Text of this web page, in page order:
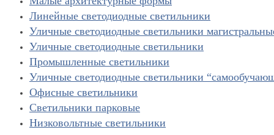
Линейные светодиодные светильники
Уличные светодиодные светильники
Уличные светодиодные светильники
Промышленные светильники
Уличные светодиодные светильники
Офисные светильники
Светильники парковые
Низковольтные светильники